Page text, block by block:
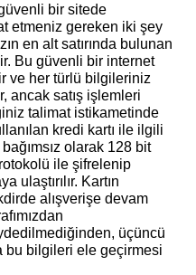
bir sitede
etmeniz gereken iki şey
en alt satırında bulunan
Bu güvenli bir internet
ve her türlü bilgileriniz
ancak satış işlemleri
talimat istikametinde
kredi kartı ile ilgili
olarak 128 bit
ile şifrelenip
ulaştırılır. Kartın
alışverişe devam
üçüncü
bu bilgileri ele geçirmesi